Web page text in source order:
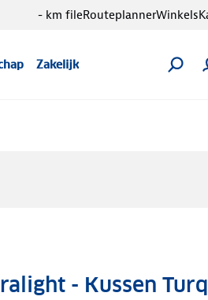
Zakelijk
- km fileRouteplannerWinkels
- Kussen